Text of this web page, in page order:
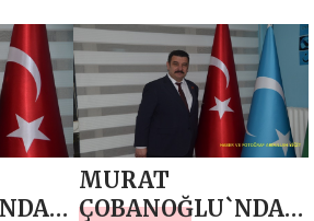
MURAT
ÇOBANOĞLU`NDAN